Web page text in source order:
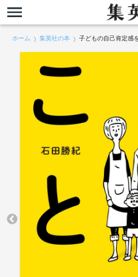
ホーム 集英社の本 子どもの自己肯定感